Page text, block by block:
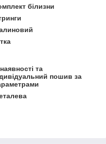
білизни
та
пошив за